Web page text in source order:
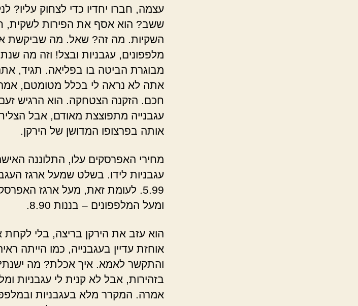
עצמה, חברו יחדיו כדי לצחוק עליו?
ששב? הוא אסף את הפירות לשקית,
השקיות. מה זה? שאל. מה שביקשת
מלפפונים, עגבניות ובצל! וזה מה
מבוגרת הביטה בו בפליאה. תגיד,
אתה לא נראה לי בכלל מטומטם,
חכם. הזקנה הצטחקה. הוא הרגיש
עגבנייה מתפוצצת מאודם, אבל
אותה בפרצופו המדושן של הירקן.
מחירי האפרסקים עלו, התלוננה
עגבניות לידו. בשלט שמעל ארגז
ומעל המלפפונים – בננות 8.90.
הוא עזב את הירקן בריצה, בלי לקחת
אוחזת עדיין בעגבנייה, כמו הייתה
והתקשר לאמא. איך אכלת? מה
בזהירות, אבל לא קנית לי עגבניות
אמרה. המקרר מלא בעגבניות